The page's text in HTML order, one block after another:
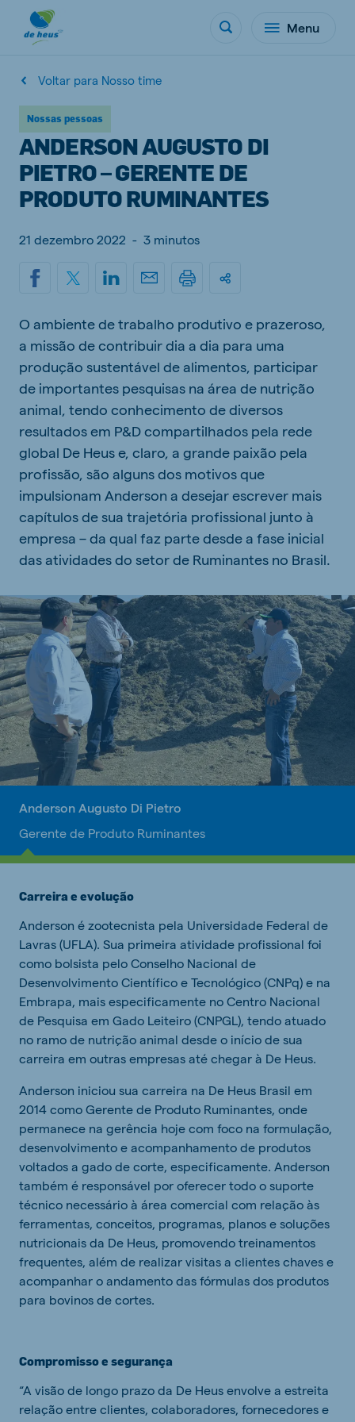
Menu
Voltar para Nosso time
Nossas pessoas
ANDERSON AUGUSTO DI
PIETRO – GERENTE DE
PRODUTO RUMINANTES
21 dezembro 2022 - 3 minutos
O ambiente de trabalho produtivo e prazeroso,
a missão de contribuir dia a dia para uma
produção sustentável de alimentos, participar
de importantes pesquisas na área de nutrição
animal, tendo conhecimento de diversos
resultados em P&D compartilhados pela rede
global De Heus e, claro, a grande paixão pela
profissão, são alguns dos motivos que
impulsionam Anderson a desejar escrever mais
capítulos de sua trajetória profissional junto à
empresa – da qual faz parte desde a fase inicial
das atividades do setor de Ruminantes no Brasil.
Anderson Augusto Di Pietro
Gerente de Produto Ruminantes
Carreira e evolução
Anderson é zootecnista pela Universidade Federal de
Lavras (UFLA). Sua primeira atividade profissional foi
como bolsista pelo Conselho Nacional de
Desenvolvimento Científico e Tecnológico (CNPq) e na
Embrapa, mais especificamente no Centro Nacional
de Pesquisa em Gado Leiteiro (CNPGL), tendo atuado
no ramo de nutrição animal desde o início de sua
carreira em outras empresas até chegar à De Heus.
Anderson iniciou sua carreira na De Heus Brasil em
2014 como Gerente de Produto Ruminantes, onde
permanece na gerência hoje com foco na formulação,
desenvolvimento e acompanhamento de produtos
voltados a gado de corte, especificamente. Anderson
também é responsável por oferecer todo o suporte
técnico necessário à área comercial com relação às
ferramentas, conceitos, programas, planos e soluções
nutricionais da De Heus, promovendo treinamentos
frequentes, além de realizar visitas a clientes chaves e
acompanhar o andamento das fórmulas dos produtos
para bovinos de cortes.
Compromisso e segurança
“A visão de longo prazo da De Heus envolve a estreita
relação entre clientes, colaboradores, fornecedores e